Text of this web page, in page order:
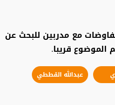
مع مدربين للبحث عن
الموضوع قريبا.
عبدالله القططي